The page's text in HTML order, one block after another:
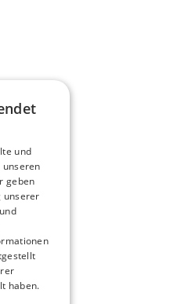
und
geben
unserer
haben.